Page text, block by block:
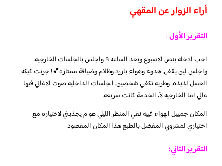
أراء الزوار عن المقهي
التقرير الأول :
احب ادخله بنص الاسبوع وبعد الساعه ٩ واجلس بالجلسات الخارجيه،
واجلس لين يقفل. هدوء وهواء باررد وظلام وضيافة ممتازه💕! جربت كيكة
العسل لذيذه، وطريه تكفي شخصين. الجلسات الداخليه صوت الاغاني فيها
عالي اما الخارجيه لأ، الخدمة كانت سريعه.
المكان جمييل الهواء فييه نقي المنظر الليلي هو م يجذبني لاختياره مع
اختياري لمشروبي المفضل بالطبع هذا المكان المقصود
التقرير الثاني: